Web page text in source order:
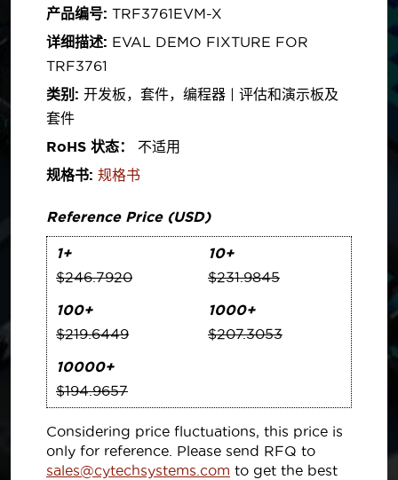
产品编号: TRF3761EVM-X
详细描述: EVAL DEMO FIXTURE FOR
TRF3761
类别: 开发板，套件，编程器 | 评估和演示板及
套件
RoHS 状态：
不适用
规格书: 规格书
Reference Price (USD)
1+
$246.7920
10+
$231.9845
100+
$219.6449
1000+
$207.3053
10000+
$194.9657
Considering price fluctuations, this price is
only for reference. Please send RFQ to
sales@cytechsystems.com to get the best